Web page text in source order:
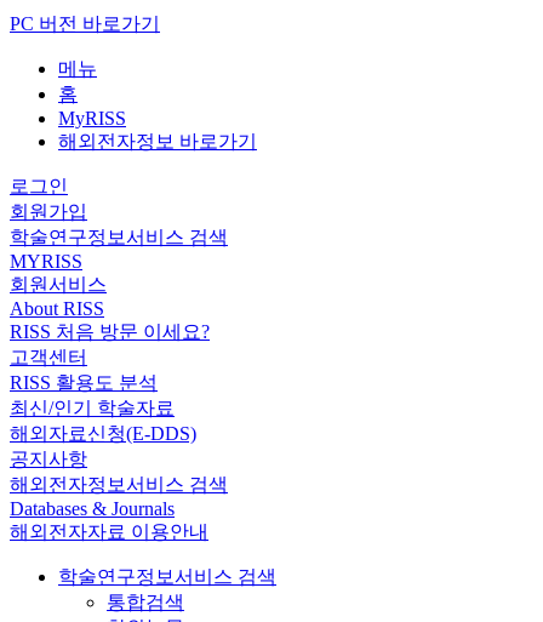
PC 버전 바로가기
메뉴
홈
MyRISS
해외전자정보 바로가기
로그인
회원가입
학술연구정보서비스 검색
MYRISS
회원서비스
About RISS
RISS 처음 방문 이세요?
고객센터
RISS 활용도 분석
최신/인기 학술자료
해외자료신청(E-DDS)
공지사항
해외전자정보서비스 검색
Databases & Journals
해외전자자료 이용안내
학술연구정보서비스 검색
통합검색